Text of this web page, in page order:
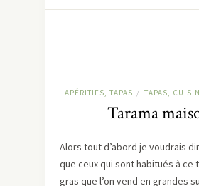
APÉRITIFS, TAPAS / TAPAS,
Tarama
Alors tout d’abord je voudrais
que ceux qui sont habitués à ce
gras que l’on vend en grandes